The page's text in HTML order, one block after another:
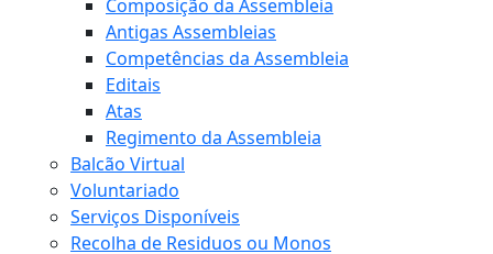
Composição da Assembleia
Antigas Assembleias
Competências da Assembleia
Editais
Atas
Regimento da Assembleia
Balcão Virtual
Voluntariado
Serviços Disponíveis
Recolha de Residuos ou Monos